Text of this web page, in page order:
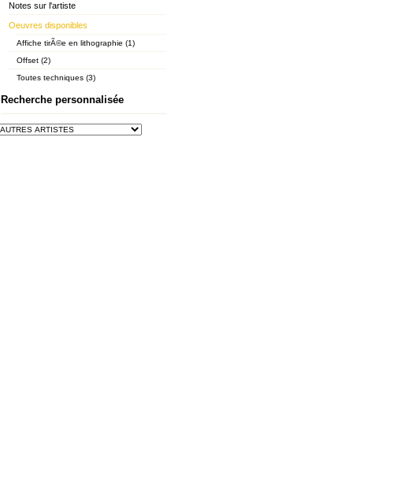
Notes sur l'artiste
Oeuvres disponibles
Affiche tirÃ©e en lithographie (1)
Offset (2)
Toutes techniques (3)
Recherche personnalisée